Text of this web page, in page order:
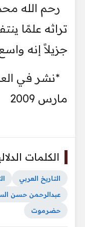
رحم الله
تراثه علمًا
جزيلاً إنه
مارس 2009
الكلمات
التاريخ العربي
عبدالرحمن حسن
حضرموت